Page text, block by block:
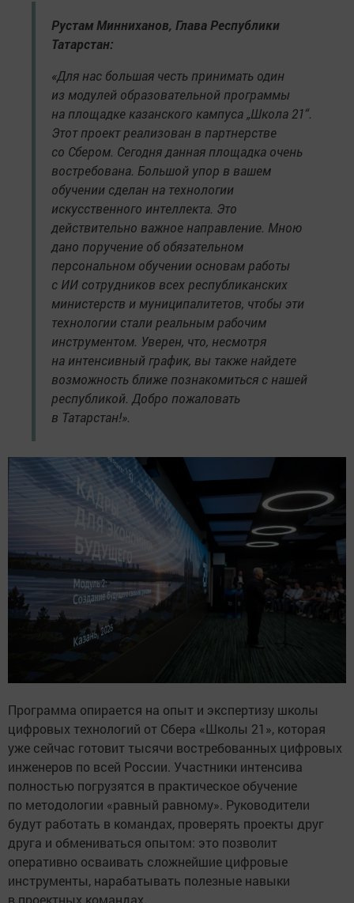
Рустам Минниханов, Глава Республики
Татарстан:
«Для нас большая честь принимать один
из модулей образовательной программы
на площадке казанского кампуса „Школа 21“.
Этот проект реализован в партнерстве
со Сбером. Сегодня данная площадка очень
востребована. Большой упор в вашем
обучении сделан на технологии
искусственного интеллекта. Это
действительно важное направление. Мною
дано поручение об обязательном
персональном обучении основам работы
с ИИ сотрудников всех республиканских
министерств и муниципалитетов, чтобы эти
технологии стали реальным рабочим
инструментом. Уверен, что, несмотря
на интенсивный график, вы также найдете
возможность ближе познакомиться с нашей
республикой. Добро пожаловать
в Татарстан!».
Программа опирается на опыт и экспертизу школы
цифровых технологий от Сбера «Школы 21», которая
уже сейчас готовит тысячи востребованных цифровых
инженеров по всей России. Участники интенсива
полностью погрузятся в практическое обучение
по методологии «равный равному». Руководители
будут работать в командах, проверять проекты друг
друга и обмениваться опытом: это позволит
оперативно осваивать сложнейшие цифровые
инструменты, нарабатывать полезные навыки
в проектных командах.